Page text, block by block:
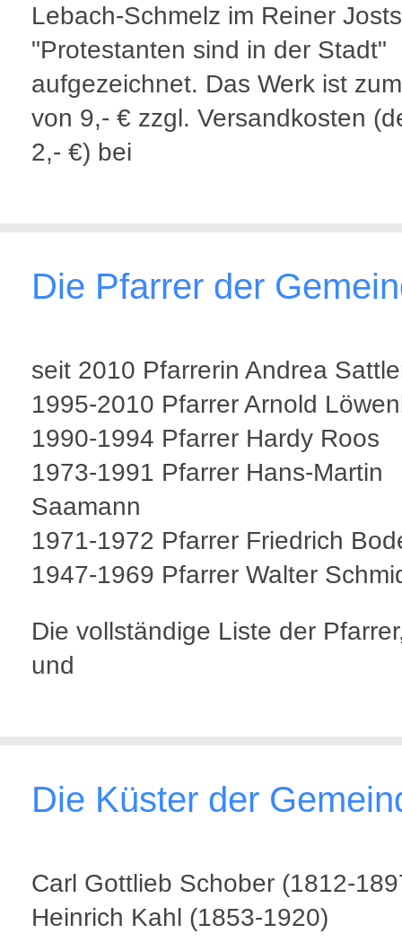
Lebach-Schmelz im Reiner
"Protestanten sind in der Stadt"
aufgezeichnet. Das Werk ist
von 9,- € zzgl. Versandkosten
2,- €) bei
Die Pfarrer der
seit 2010 Pfarrerin Andrea
1995-2010 Pfarrer Arnold
1990-1994 Pfarrer Hardy Roos
1973-1991 Pfarrer Hans-Martin
Saamann
1971-1972 Pfarrer Friedrich
1947-1969 Pfarrer Walter
Die vollständige Liste der
und
Die Küster der
Carl Gottlieb Schober (1812-
Heinrich Kahl (1853-1920)